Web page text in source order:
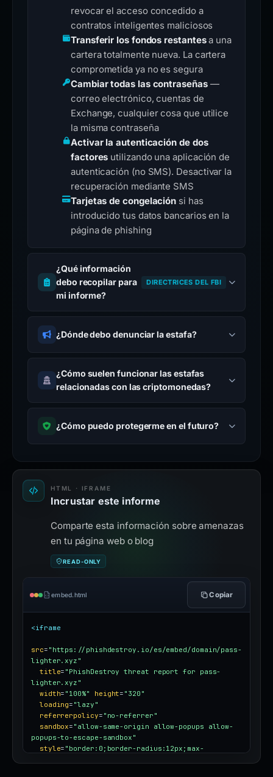
revocar el acceso concedido a
contratos inteligentes maliciosos
Transferir los fondos restantesa una
cartera totalmente nueva. La cartera
comprometida ya no es segura
Cambiar todas las contraseñas—
correo electrónico, cuentas de
Exchange, cualquier cosa que utilice
la misma contraseña
Activar la autenticación de dos
factores utilizando una aplicación de
autenticación (no SMS). Desactivar la
recuperación mediante SMS
Tarjetas de congelación si has
introducido tus datos bancarios en la
página de phishing
¿Qué información
debo recopilar para
mi informe?
DIRECTRICES DEL FBI
¿Dónde debo denunciar la estafa?
¿Cómo suelen funcionar las estafas
relacionadas con las criptomonedas?
¿Cómo puedo protegerme en el futuro?
HTML · IFRAME
Incrustar este informe
Comparte esta información sobre amenazas
en tu página web o blog
READ-ONLY
embed.html Copiar
<iframe
src= "https://phishdestroy.io/es/embed/domain/pass-
lighter.xyz"
title= "PhishDestroy threat report for pass-
lighter.xyz"
width= "100%" height= "320"
loading= "lazy"
referrerpolicy= "no-referrer"
sandbox= "allow-same-origin allow-popups allow-
popups-to-escape-sandbox"
style= "border:0;border-radius:12px;max-